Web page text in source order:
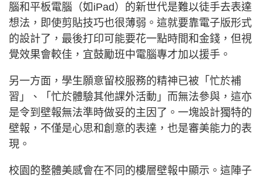
腦和平板電腦（如iPad）的新世代是難以徒手去表達
想法，即使剪貼技巧也很薄弱。這就要靠電子版形式
的設計了，最後打印可能要花一點時間和金錢，但視
覺效果會較佳，宜鼓勵班中電腦專才加以援手。
另一方面，學生願意留校服務的精神已被「忙於補
習」、「忙於體驗其他課外活動」而無法參與，這亦
是令到壁報無法準時做妥的主因了。一塊設計獨特的
壁報，不僅是心思和創意的表達，也是審美能力的表
現。
校園的整體美感會在不同的樓層壁報中顯示。這陣子